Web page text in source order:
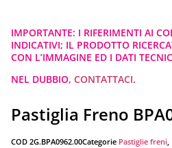
IMPORTANTE: I RIFERIMENTI AI
INDICATIVI; IL PRODOTTO
CON L’IMMAGINE ED I DATI
NEL DUBBIO, CONTATTACI.
Pastiglia Freno
COD 2G.BPA0962.00Categorie Pastiglie freni,